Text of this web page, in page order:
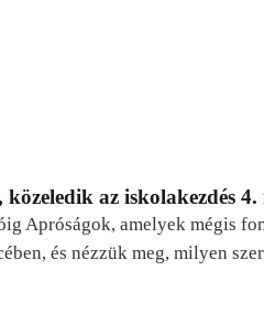
az iskolakezdés 4.
Apróságok, amelyek mégis
és nézzük meg, milyen